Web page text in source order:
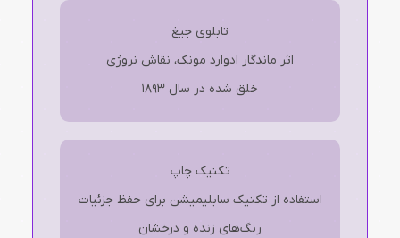
تابلوی جیغ
اثر ماندگار ادوارد مونک، نقاش نروژی
خلق شده در سال 1893
تکنیک چاپ
استفاده از تکنیک سابلیمیشن برای حفظ جزئیات
رنگ‌های زنده و درخشان